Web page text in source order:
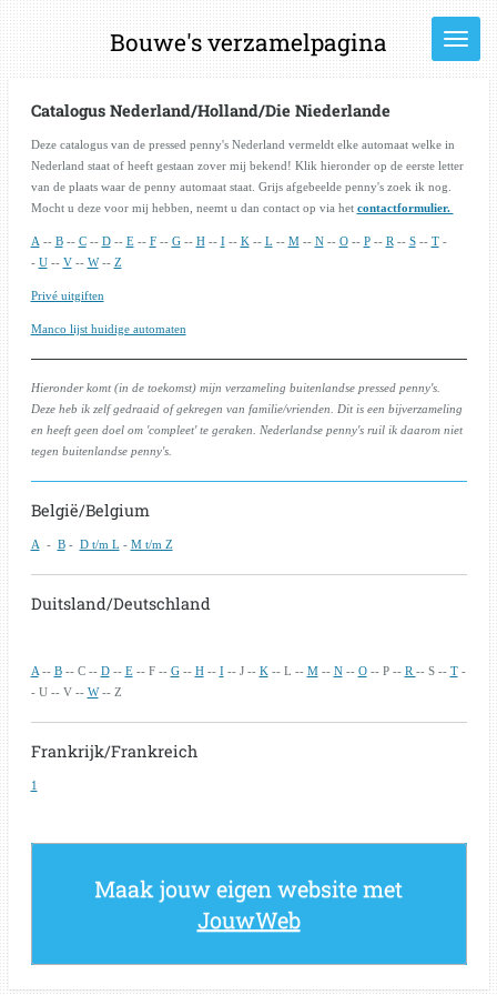
Ga
direct
naar
hoofdinhoud
Bouwe's verzamelpagina
Catalogus Nederland/Holland/Die Niederlande
Deze catalogus van de pressed penny's Nederland vermeldt elke automaat welke in
Nederland staat of heeft gestaan zover mij bekend! Klik hieronder op de eerste letter
van de plaats waar de penny automaat staat. Grijs afgebeelde penny's zoek ik nog.
Mocht u deze voor mij hebben, neemt u dan contact op via het contactformulier.
A -- B-- C-- D-- E-- F-- G-- H-- I-- K -- L -- M-- N-- O-- P-- R -- S-- T-
- U-- V-- W-- Z
Privé uitgiften
Manco lijst huidige automaten
Hieronder komt (in de toekomst) mijn verzameling buitenlandse pressed penny's.
Deze heb ik zelf gedraaid of gekregen van familie/vrienden. Dit is een bijverzameling
en heeft geen doel om 'compleet' te geraken. Nederlandse penny's ruil ik daarom niet
tegen buitenlandse penny's.
België/Belgium
A - B- D t/m L - M t/m Z
Duitsland/Deutschland
A-- B-- C -- D-- E-- F -- G-- H-- I-- J -- K -- L -- M-- N-- O-- P -- R -- S -- T-
- U -- V -- W-- Z
Frankrijk/Frankreich
1
Maak jouw eigen website met
JouwWeb